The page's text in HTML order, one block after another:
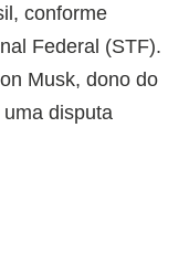
conforme
Federal (STF).
Musk, dono do
disputa